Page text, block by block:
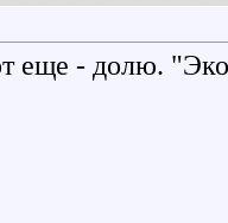
еще - долю.